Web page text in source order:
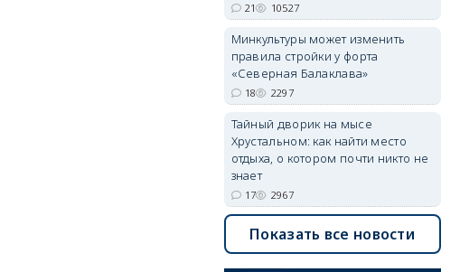
21 10527
Минкультуры может изменить
правила стройки у форта
«Северная Балаклава»
18 2297
Тайный дворик на мысе
Хрустальном: как найти место
отдыха, о котором почти никто не
знает
17 2967
Показать все новости